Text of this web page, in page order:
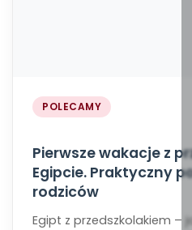
POLECAMY
Pierwsze wakacje z
Egipcie. Praktyczny
rodziców
Egipt z przedszkolakiem –